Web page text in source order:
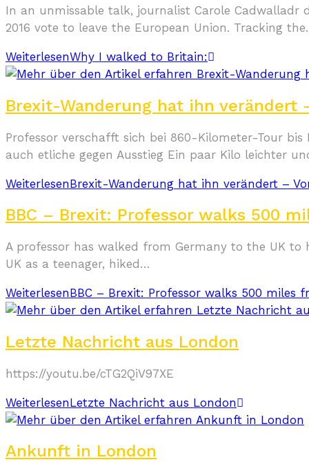
In an unmissable talk, journalist Carole Cadwalladr
2016 vote to leave the European Union. Tracking
WeiterlesenWhy I walked to Britain:
Brexit-Wanderung hat ihn verändert
Professor verschafft sich bei 860-Kilometer-Tour
auch etliche gegen Ausstieg Ein paar Kilo leichter
WeiterlesenBrexit-Wanderung hat ihn verändert –
BBC – Brexit: Professor walks 500
A professor has walked from Germany to the UK
UK as a teenager, hiked…
WeiterlesenBBC – Brexit: Professor walks 500 miles
Letzte Nachricht aus London
https://youtu.be/cTG2QiV97XE
WeiterlesenLetzte Nachricht aus London
Ankunft in London